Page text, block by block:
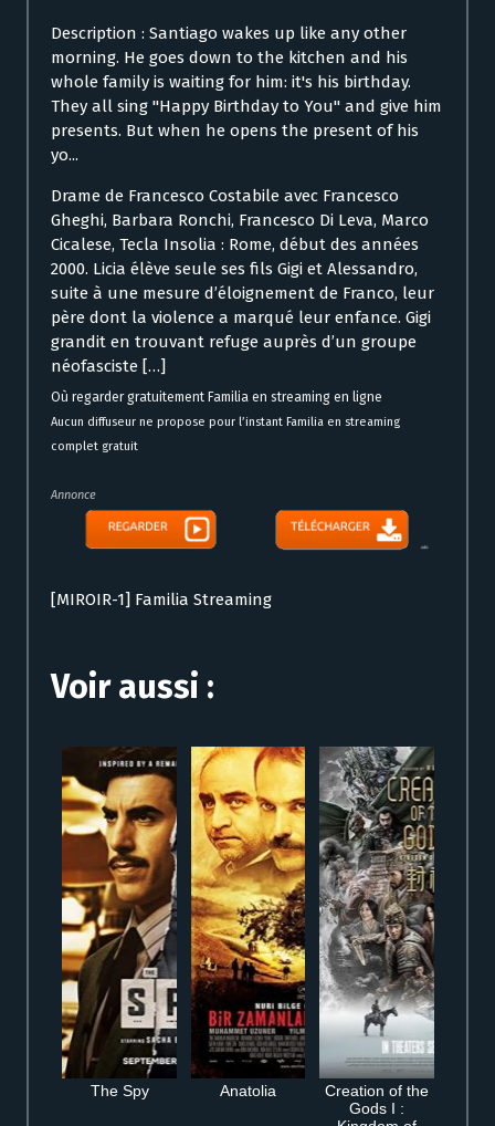
Description : Santiago wakes up like any other
morning. He goes down to the kitchen and his
whole family is waiting for him: it's his birthday.
They all sing "Happy Birthday to You" and give him
presents. But when he opens the present of his
yo...
Drame de Francesco Costabile avec Francesco
Gheghi, Barbara Ronchi, Francesco Di Leva, Marco
Cicalese, Tecla Insolia : Rome, début des années
2000. Licia élève seule ses fils Gigi et Alessandro,
suite à une mesure d’éloignement de Franco, leur
père dont la violence a marqué leur enfance. Gigi
grandit en trouvant refuge auprès d’un groupe
néofasciste […]
Où regarder gratuitement Familia en streaming en ligne
Aucun diffuseur ne propose pour l’instant Familia en streaming
complet gratuit
Annonce
[MIROIR-1] Familia Streaming
Voir aussi :
The Spy Anatolia
Creation of the
Gods I :